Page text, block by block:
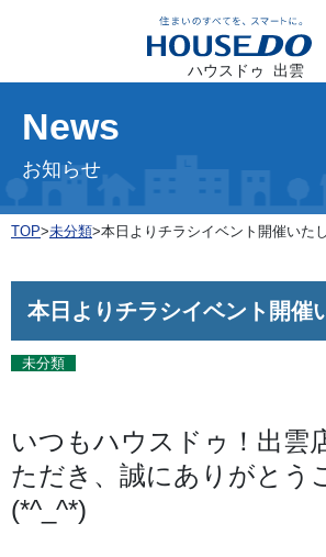
ハウスドゥ 出雲
News
お知らせ
TOP>未分類>本日よりチラシイベント開催いた
本日よりチラシイベント開催
未分類
いつもハウスドゥ！出雲
ただき、誠にありがとう
(*^_^*)